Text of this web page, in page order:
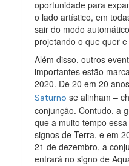
oportunidade para
o lado artístico, em
sair do modo
projetando o que quer
Além disso, outros
importantes estão
2020. De 20 em 20
Saturno se alinham –
conjunção. Contudo, a
que a muito tempo
signos de Terra, e em
21 de dezembro, a
entrará no signo de